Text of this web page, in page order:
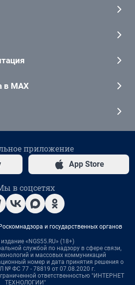
в MAX
приложение
App Store
в соцсетях
и государственных органов
«NGS55.RU» (18+)
службой по надзору в сфере связи,
и массовых коммуникаций
номер и дата принятия решения о
№ ФС 77 - 78819 от 07.08.2020 г.
ответственностью "ИНТЕРНЕТ
ТЕХНОЛОГИИ"